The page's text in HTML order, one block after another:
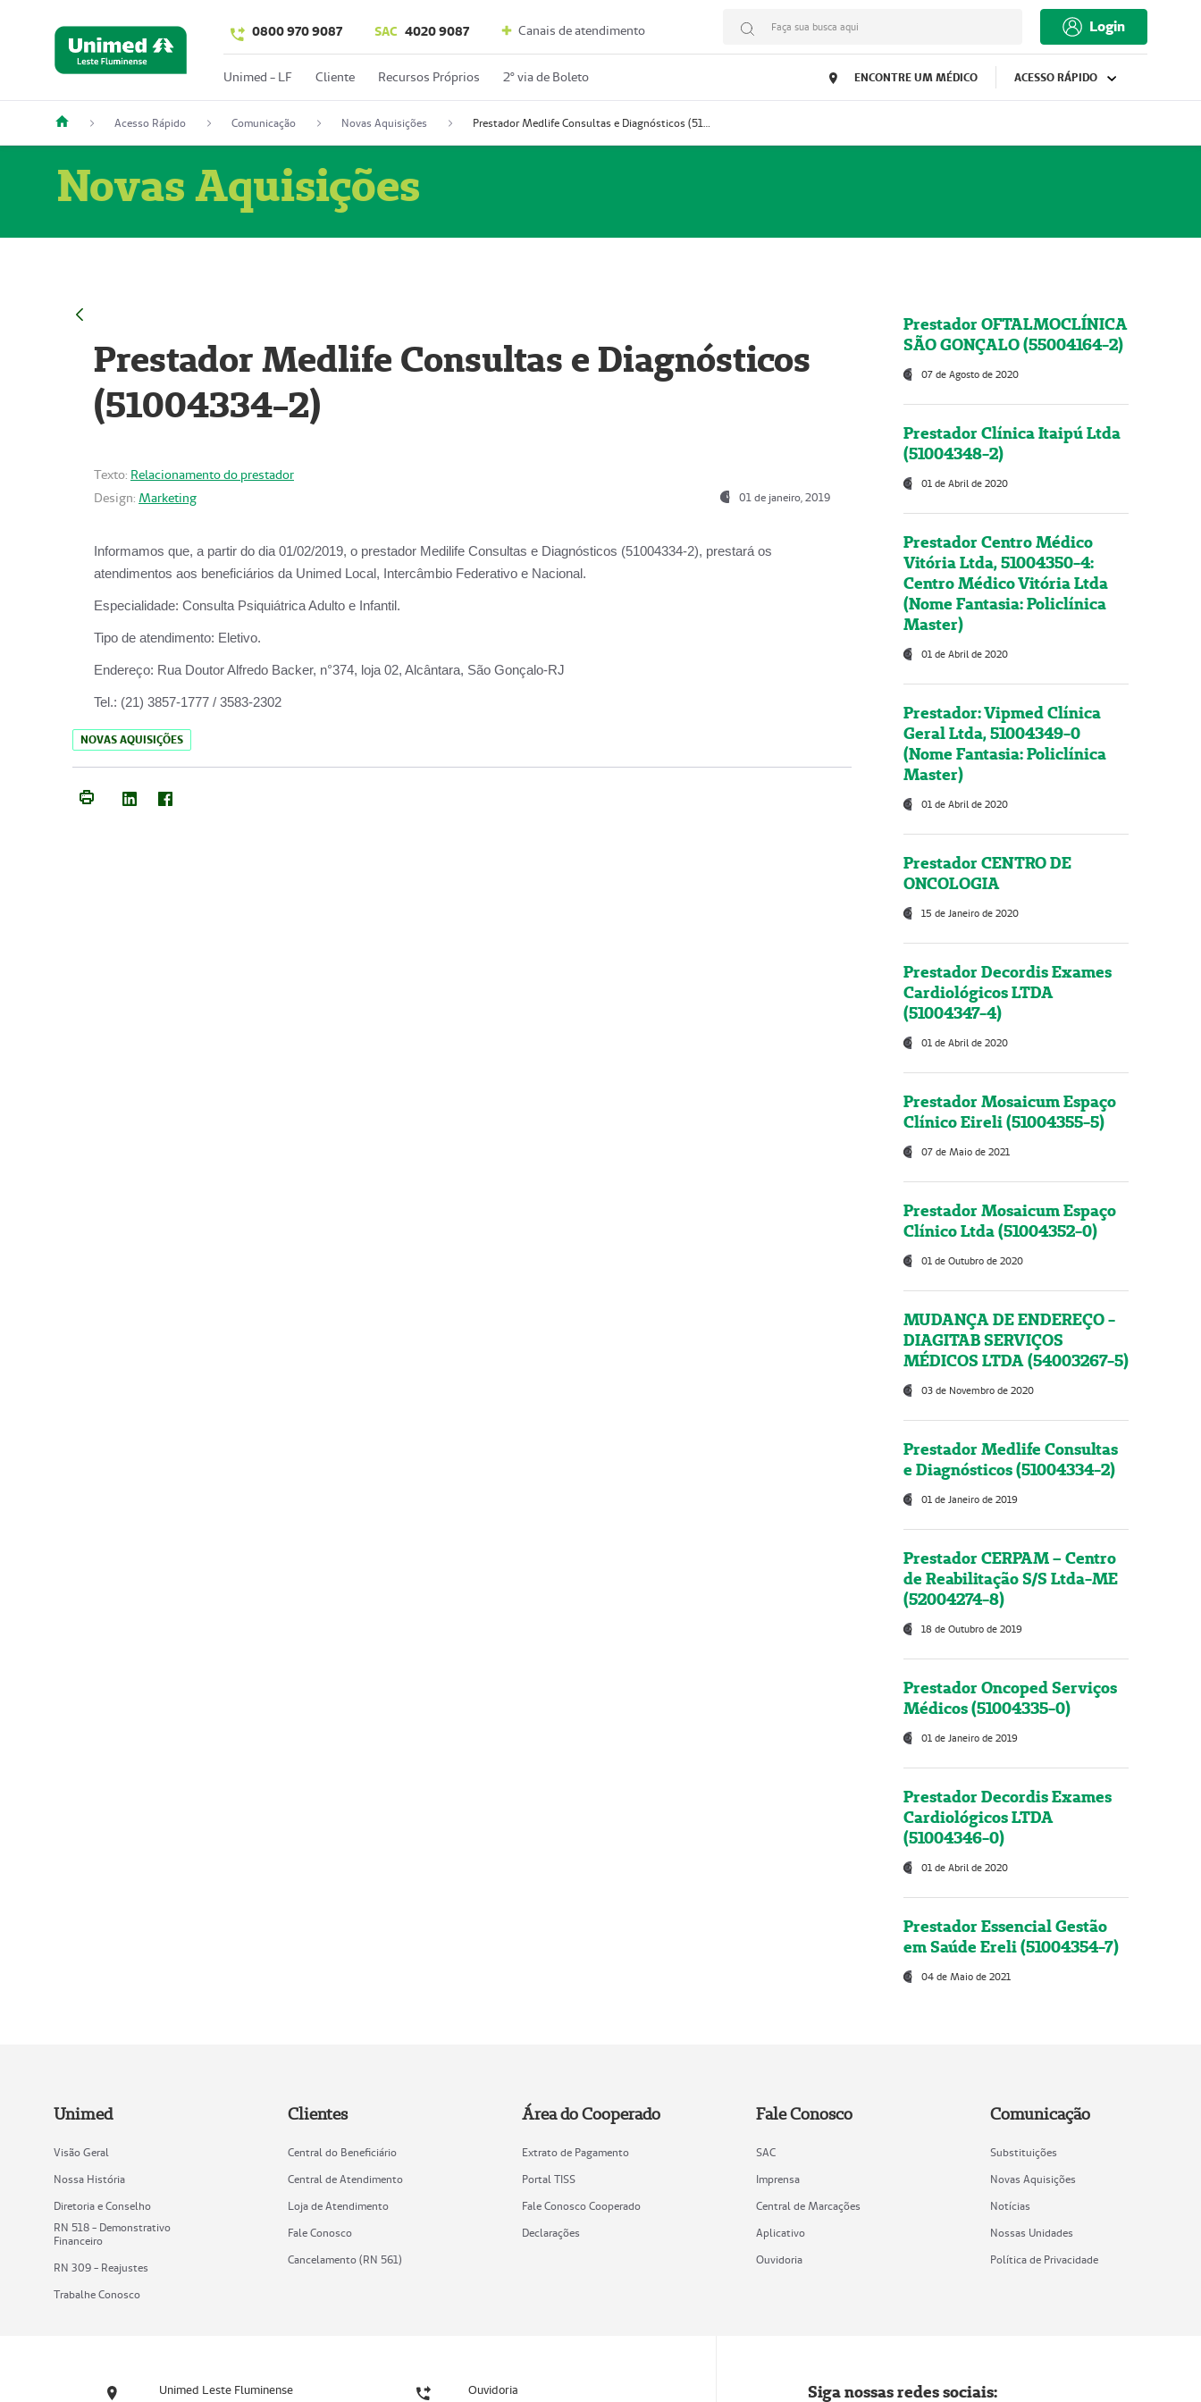
0800 970 9087 SAC 4020 9087 Canais de atendimento Faça sua busca aqui Login
Unimed - LF Cliente Recursos Próprios 2º via de Boleto ENCONTRE UM MÉDICO ACESSO RÁPIDO
Acesso Rápido Comunicação Novas Aquisições Prestador Medlife Consultas e Diagnósticos (51004334-2)
Novas Aquisições
Prestador Medlife Consultas e Diagnósticos
(51004334-2)
Texto: Relacionamento do prestador
Design: Marketing 01 de janeiro, 2019
Informamos que, a partir do dia 01/02/2019, o prestador Medilife Consultas e Diagnósticos (51004334-2), prestará os
atendimentos aos beneficiários da Unimed Local, Intercâmbio Federativo e Nacional.
Especialidade: Consulta Psiquiátrica Adulto e Infantil.
Tipo de atendimento: Eletivo.
Endereço: Rua Doutor Alfredo Backer, n°374, loja 02, Alcântara, São Gonçalo-RJ
Tel.: (21) 3857-1777 / 3583-2302
NOVAS AQUISIÇÕES
Prestador OFTALMOCLÍNICA
SÃO GONÇALO (55004164-2)
07 de Agosto de 2020
Prestador Clínica Itaipú Ltda
(51004348-2)
01 de Abril de 2020
Prestador Centro Médico
Vitória Ltda, 51004350-4:
Centro Médico Vitória Ltda
(Nome Fantasia: Policlínica
Master)
01 de Abril de 2020
Prestador: Vipmed Clínica
Geral Ltda, 51004349-0
(Nome Fantasia: Policlínica
Master)
01 de Abril de 2020
Prestador CENTRO DE
ONCOLOGIA
15 de Janeiro de 2020
Prestador Decordis Exames
Cardiológicos LTDA
(51004347-4)
01 de Abril de 2020
Prestador Mosaicum Espaço
Clínico Eireli (51004355-5)
07 de Maio de 2021
Prestador Mosaicum Espaço
Clínico Ltda (51004352-0)
01 de Outubro de 2020
MUDANÇA DE ENDEREÇO -
DIAGITAB SERVIÇOS
MÉDICOS LTDA (54003267-5)
03 de Novembro de 2020
Prestador Medlife Consultas
e Diagnósticos (51004334-2)
01 de Janeiro de 2019
Prestador CERPAM – Centro
de Reabilitação S/S Ltda-ME
(52004274-8)
18 de Outubro de 2019
Prestador Oncoped Serviços
Médicos (51004335-0)
01 de Janeiro de 2019
Prestador Decordis Exames
Cardiológicos LTDA
(51004346-0)
01 de Abril de 2020
Prestador Essencial Gestão
em Saúde Ereli (51004354-7)
04 de Maio de 2021
Unimed
Visão Geral
Nossa História
Diretoria e Conselho
RN 518 - Demonstrativo
Financeiro
RN 309 - Reajustes
Trabalhe Conosco
Clientes
Central do Beneficiário
Central de Atendimento
Loja de Atendimento
Fale Conosco
Cancelamento (RN 561)
Área do Cooperado
Extrato de Pagamento
Portal TISS
Fale Conosco Cooperado
Declarações
Fale Conosco
SAC
Imprensa
Central de Marcações
Aplicativo
Ouvidoria
Comunicação
Substituições
Novas Aquisições
Notícias
Nossas Unidades
Política de Privacidade
Unimed Leste Fluminense Ouvidoria Siga nossas redes sociais: